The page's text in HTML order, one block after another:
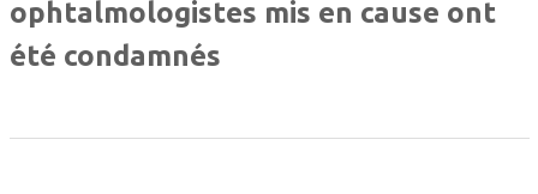
ophtalmologistes mis en cause ont
été condamnés